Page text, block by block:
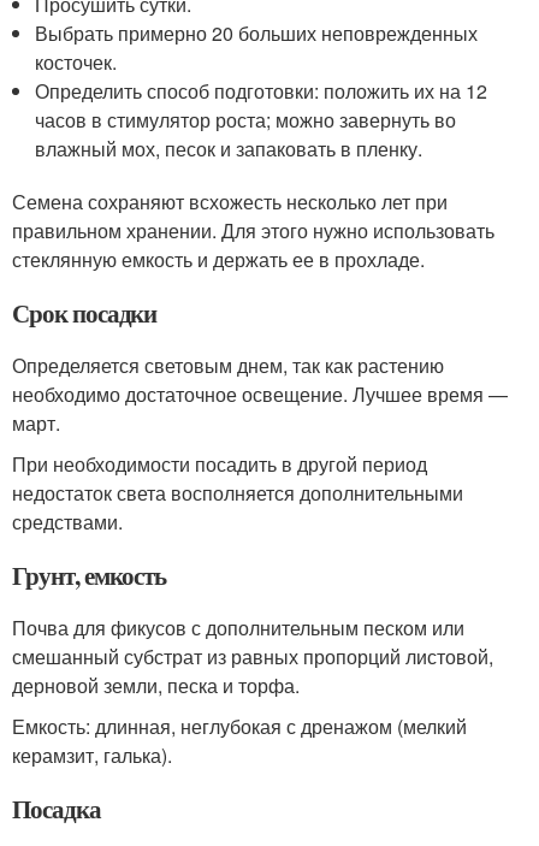
Выбрать примерно 20 больших неповрежденных
косточек.
Определить способ подготовки: положить их на 12
часов в стимулятор роста; можно завернуть во
влажный мох, песок и запаковать в пленку.
Семена сохраняют всхожесть несколько лет при
правильном хранении. Для этого нужно использовать
стеклянную емкость и держать ее в прохладе.
Срок посадки
Определяется световым днем, так как растению
необходимо достаточное освещение. Лучшее время —
март.
При необходимости посадить в другой период
недостаток света восполняется дополнительными
средствами.
Грунт, емкость
Почва для фикусов с дополнительным песком или
смешанный субстрат из равных пропорций листовой,
дерновой земли, песка и торфа.
Емкость: длинная, неглубокая с дренажом (мелкий
керамзит, галька).
Посадка